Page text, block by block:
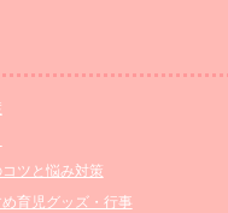
ツと悩み対策
育児グッズ・行事